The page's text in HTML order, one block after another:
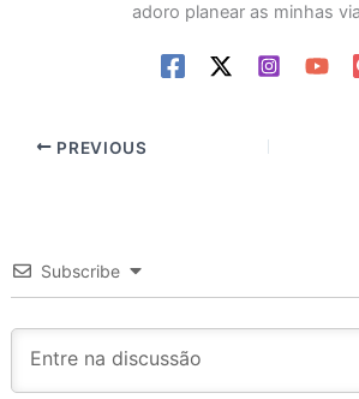
adoro planear as minhas
PREVIOUS
Subscribe